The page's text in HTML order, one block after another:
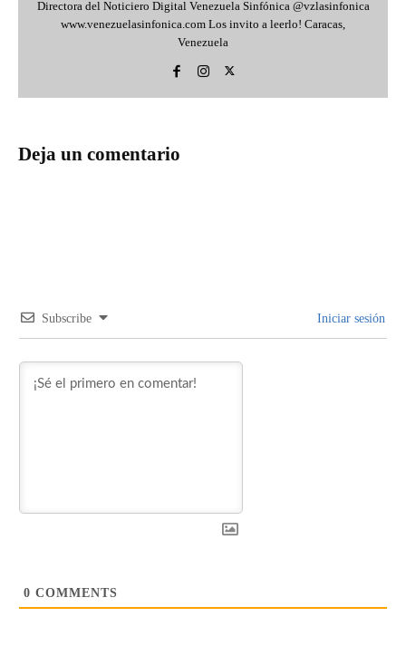
Directora del Noticiero Digital Venezuela Sinfónica @vzlasinfonica
www.venezuelasinfonica.com Los invito a leerlo! Caracas,
Venezuela
Deja un comentario
Subscribe Iniciar sesión
0 COMMENTS